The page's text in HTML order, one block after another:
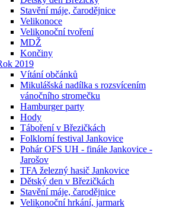
Stavění máje, čarodějnice
Velikonoce
Velikonoční tvoření
MDŽ
Končiny
2019
Vítání občánků
Mikulášská nadílka s rozsvícením
vánočního stromečku
Hamburger party
Hody
Táboření v Březičkách
Folklorní festival Jankovice
Pohár OFS UH - finále Jankovice -
Jarošov
TFA železný hasič Jankovice
Dětský den v Březičkách
Stavění máje, čarodějnice
Velikonoční hrkání, jarmark